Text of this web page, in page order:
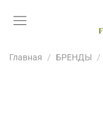
Главная БРЕНДЫ